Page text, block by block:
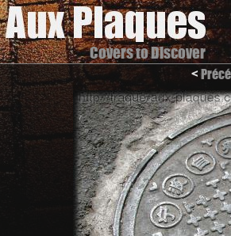
Covers to Discover
<